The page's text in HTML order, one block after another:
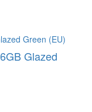
Glazed